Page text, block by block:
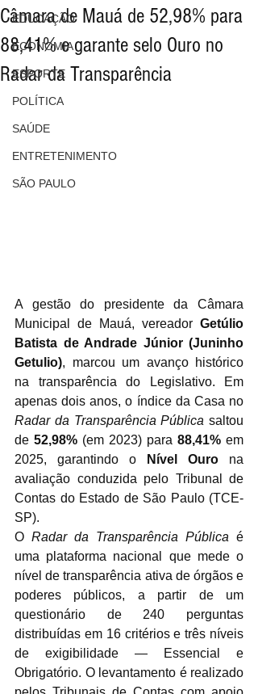
EDUCAÇÃO
ECONOMIA
ESPORTE
POLÍTICA
SAÚDE
ENTRETENIMENTO
SÃO PAULO
Câmara de Mauá de 52,98% para
88,41% e garante selo Ouro no
Radar da Transparência
A gestão do presidente da Câmara
Municipal de Mauá, vereador Getúlio
Batista de Andrade Júnior (Juninho
Getulio), marcou um avanço histórico
na transparência do Legislativo. Em
Radar da Transparência Pública saltou
de 52,98% (em 2023) para 88,41% em
2025, garantindo o
Nível Ouro na
avaliação conduzida pelo Tribunal de
Contas do Estado de São Paulo (TCE-
SP).
O Radar da Transparência Pública é
uma plataforma nacional que mede o
nível de transparência ativa de órgãos e
poderes públicos, a partir de um
questionário de 240 perguntas
distribuídas em 16 critérios e três níveis
de exigibilidade — Essencial e
Obrigatório. O levantamento é realizado